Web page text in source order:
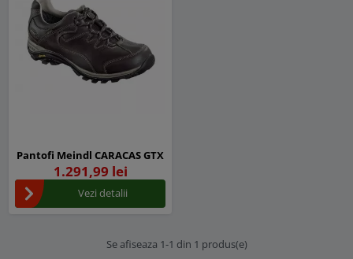
Pantofi Meindl CARACAS GTX
1.291,99 lei
Vezi detalii
Se afiseaza 1-1 din 1 produs(e)